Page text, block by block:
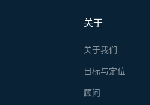
关于
关于我们
目标与定位
顾问